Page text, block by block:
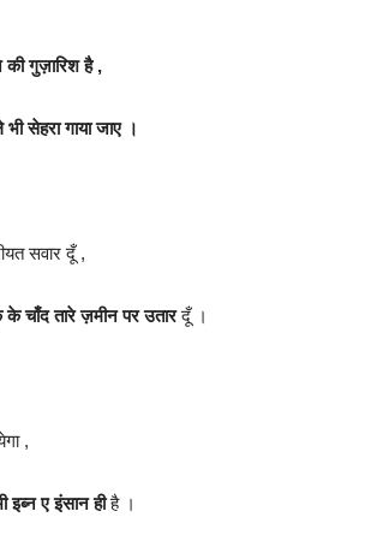
गुज़ारिश है ,
सेहरा गाया जाए ।
सवार दूँ ,
चाँद तारे ज़मीन पर उतारदूँ ।
,
इब्न ए इंसान हीहै ।